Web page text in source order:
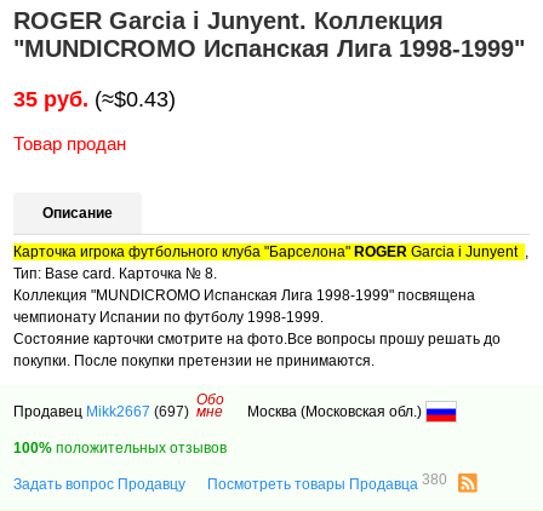
ROGER Garcia i Junyent. Коллекция
"MUNDICROMO Испанская Лига 1998-1999"
35 руб. (≈$0.43)
Товар продан
Описание
Карточка игрока футбольного клуба "Барселона" ROGER Garcia i Junyent ,
Тип: Base card. Карточка № 8.
Коллекция "MUNDICROMO Испанская Лига 1998-1999" посвящена
чемпионату Испании по футболу 1998-1999.
Состояние карточки смотрите на фото.Все вопросы прошу решать до
покупки. После покупки претензии не принимаются.
Продавец Mikk2667 (697)
Обо
мне Москва (Московская обл.)
100% положительных отзывов
Задать вопрос Продавцу Посмотреть товары Продавца380